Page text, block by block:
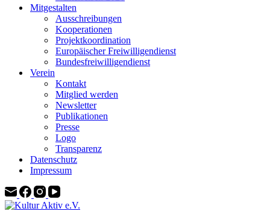
Mitgestalten
Ausschreibungen
Kooperationen
Projektkoordination
Europäischer Freiwilligendienst
Bundesfreiwilligendienst
Verein
Kontakt
Mitglied werden
Newsletter
Publikationen
Presse
Logo
Transparenz
Datenschutz
Impressum